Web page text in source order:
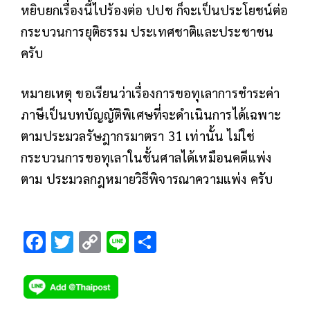
หยิบยกเรื่องนี้ไปร้องต่อ ปปช ก็จะเป็นประโยชน์ต่อ
กระบวนการยุติธรรม ประเทศชาติและประชาชน
ครับ
หมายเหตุ ขอเรียนว่าเรื่องการขอทุเลาการชำระค่า
ภาษีเป็นบทบัญญัติพิเศษที่จะดำเนินการได้เฉพาะ
ตามประมวลรัษฎากรมาตรา 31 เท่านั้น ไม่ใช่
กระบวนการขอทุเลาในชั้นศาลได้เหมือนคดีแพ่ง
ตาม ประมวลกฎหมายวิธีพิจารณาความแพ่ง ครับ
F
e
b
T
tt
er
C
p
y
Li